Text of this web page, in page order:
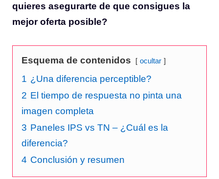
quieres asegurarte de que consigues la
mejor oferta posible?
Esquema de contenidos ocultar
1 ¿Una diferencia perceptible?
2 El tiempo de respuesta no pinta una
imagen completa
3 Paneles IPS vs TN – ¿Cuál es la
diferencia?
4 Conclusión y resumen